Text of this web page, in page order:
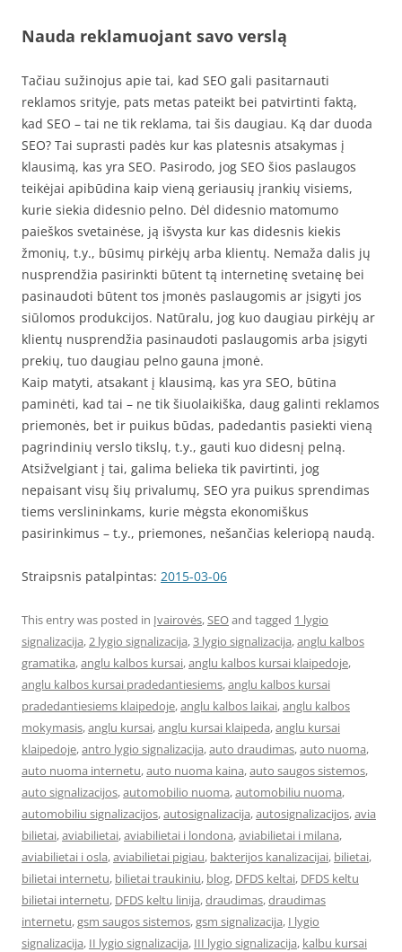
Nauda reklamuojant savo verslą
Tačiau sužinojus apie tai, kad SEO gali pasitarnauti
reklamos srityje, pats metas pateikt bei patvirtinti faktą,
kad SEO – tai ne tik reklama, tai šis daugiau. Ką dar duoda
SEO? Tai suprasti padės kur kas platesnis atsakymas į
klausimą, kas yra SEO. Pasirodo, jog SEO šios paslaugos
teikėjai apibūdina kaip vieną geriausių įrankių visiems,
kurie siekia didesnio pelno. Dėl didesnio matomumo
paieškos svetainėse, ją išvysta kur kas didesnis kiekis
žmonių, t.y., būsimų pirkėjų arba klientų. Nemaža dalis jų
nusprendžia pasirinkti būtent tą internetinę svetainę bei
pasinaudoti būtent tos įmonės paslaugomis ar įsigyti jos
siūlomos produkcijos. Natūralu, jog kuo daugiau pirkėjų ar
klientų nusprendžia pasinaudoti paslaugomis arba įsigyti
prekių, tuo daugiau pelno gauna įmonė.
Kaip matyti, atsakant į klausimą, kas yra SEO, būtina
paminėti, kad tai – ne tik šiuolaikiška, daug galinti reklamos
priemonės, bet ir puikus būdas, padedantis pasiekti vieną
pagrindinių verslo tikslų, t.y., gauti kuo didesnį pelną.
Atsižvelgiant į tai, galima belieka tik pavirtinti, jog
nepaisant visų šių privalumų, SEO yra puikus sprendimas
tiems verslininkams, kurie mėgsta ekonomiškus
pasirinkimus – t.y., priemones, nešančias keleriopą naudą.
Straipsnis patalpintas: 2015-03-06
This entry was posted in Įvairovės,SEOand tagged 1 lygio
signalizacija,2 lygio signalizacija,3 lygio signalizacija,anglu kalbos
gramatika,anglu kalbos kursai,anglu kalbos kursai klaipedoje,
anglu kalbos kursai pradedantiesiems,anglu kalbos kursai
pradedantiesiems klaipedoje,anglu kalbos laikai,anglu kalbos
mokymasis,anglu kursai,anglu kursai klaipeda,anglu kursai
klaipedoje,antro lygio signalizacija,auto draudimas,auto nuoma,
auto nuoma internetu,auto nuoma kaina,auto saugos sistemos,
auto signalizacijos,automobilio nuoma,automobiliu nuoma,
automobiliu signalizacijos,autosignalizacija,autosignalizacijos,avia
bilietai,aviabilietai,aviabilietai i londona,aviabilietai i milana,
aviabilietai i osla,aviabilietai pigiau, bakterijos kanalizacijai, bilietai,
bilietai internetu, bilietai traukiniu, blog, DFDS keltai, DFDS keltu
bilietai internetu, DFDS keltu linija,draudimas,draudimas
internetu,gsm saugos sistemos,gsm signalizacija, I lygio
signalizacija, II lygio signalizacija, III lygio signalizacija, kalbu kursai